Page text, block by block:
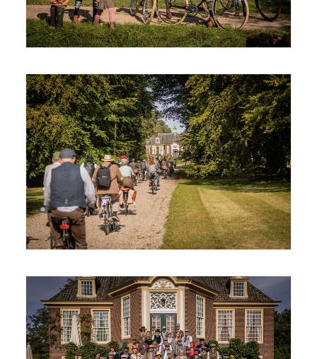
© Joris Telders
© Joris Telders